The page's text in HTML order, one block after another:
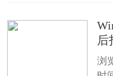
后
浏